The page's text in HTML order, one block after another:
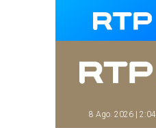
8 Ago. 2026 | 2:04